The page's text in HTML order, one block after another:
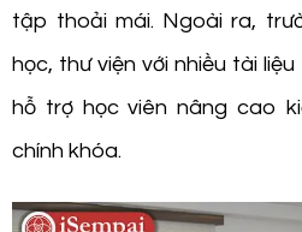
tập thoải mái. Ngoài ra,
học, thư viện với nhiều tài
hỗ trợ học viên nâng cao
chính khóa.